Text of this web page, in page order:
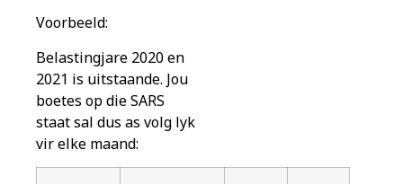
Voorbeeld:
Belastingjare 2020 en
2021 is uitstaande. Jou
boetes op die SARS
staat sal dus as volg lyk
vir elke maand: